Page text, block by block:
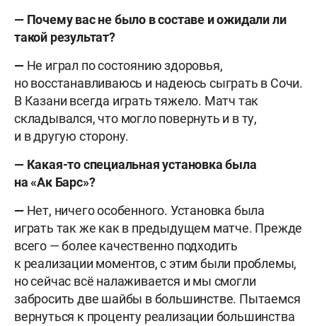
— Почему вас не было в составе и ожидали ли
такой результат?
— Не играл по состоянию здоровья,
но восстанавливаюсь и надеюсь сыграть в Сочи.
В Казани всегда играть тяжело. Матч так
складывался, что могло повернуть и в ту,
и в другую сторону.
— Какая-то специальная установка была
на «Ак Барс»?
— Нет, ничего особенного. Установка была
играть так же как в предыдущем матче. Прежде
всего — более качественно подходить
к реализации моментов, с этим были проблемы,
но сейчас всё налаживается и мы смогли
забросить две шайбы в большинстве. Пытаемся
вернуться к проценту реализации большинства